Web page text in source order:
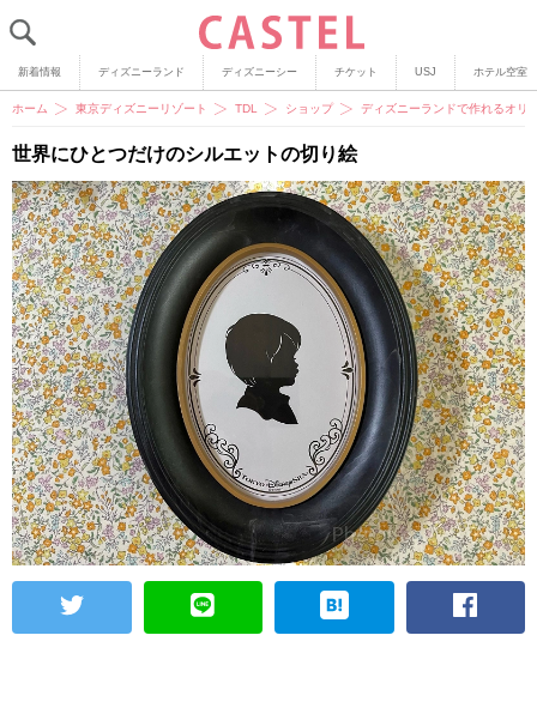
新着情報 ディズニーランド ディズニーシー チケット USJ ホテル空室
ホーム 東京ディズニーリゾート TDL ショップ ディズニーランドで作れるオリ
世界にひとつだけのシルエットの切り絵